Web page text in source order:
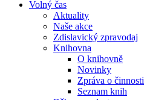
Volný čas
Aktuality
Naše akce
Zdislavický zpravodaj
Knihovna
O knihovně
Novinky
Zpráva o činnosti
Seznam knih